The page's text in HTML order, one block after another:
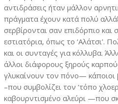
αντιδράσεις ήταν μάλλον
πράγματα έχουν κατά πολύ
σερβίρονται σαν επιδόρπιο
εστιατόρια, όπως το ‘Αλάτσι’.
και οι συνταγές για κόλλυβα.
άλλοι διάφορους ξηρούς
γλυκαίνουν τον πόνο— κάποιοι
–που συμβολίζει τον ‘τόπο
καβουρντισμένο αλεύρι —που